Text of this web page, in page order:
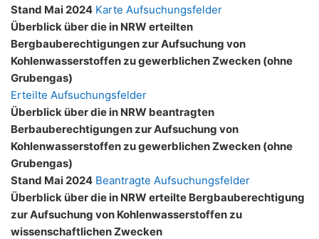
Stand Mai 2024 Karte Aufsuchungsfelder
Überblick über die in NRW erteilten
Bergbauberechtigungen zur Aufsuchung von
Kohlenwasserstoffen zu gewerblichen Zwecken (ohne
Grubengas)
Erteilte Aufsuchungsfelder
Überblick über die in NRW beantragten
Berbauberechtigungen zur Aufsuchung von
Kohlenwasserstoffen zu gewerblichen Zwecken (ohne
Grubengas)
Stand Mai 2024 Beantragte Aufsuchungsfelder
Überblick über die in NRW erteilte Bergbauberechtigung
zur Aufsuchung von Kohlenwasserstoffen zu
wissenschaftlichen Zwecken